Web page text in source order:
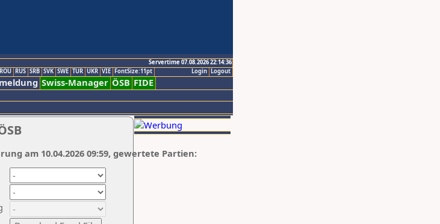
Servertime 07.08.2026 22:14:36
Logout
Login
ROU RUS SRB SVK SWE TUR UKR VIE FontSize:11pt
Swiss-Manager ÖSB FIDE
am 10.04.2026 09:59, gewertete Partien: